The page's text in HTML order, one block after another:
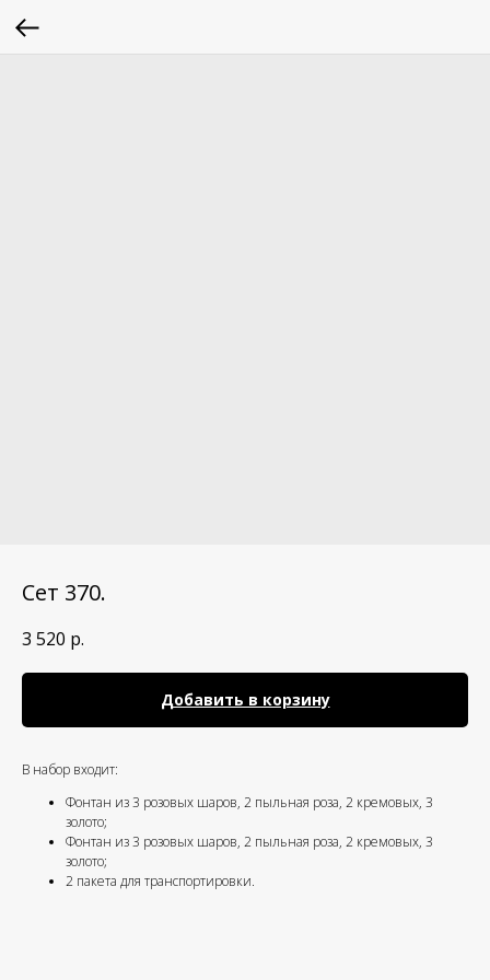
Сет 370.
3 520 р.
Добавить в корзину
В набор входит:
Фонтан из 3 розовых шаров, 2 пыльная роза, 2 кремовых, 3
золото;
Фонтан из 3 розовых шаров, 2 пыльная роза, 2 кремовых, 3
золото;
2 пакета для транспортировки.